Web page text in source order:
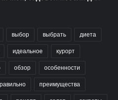
выбор выбрать диета
идеальное курорт
обзор особенности
преимущества